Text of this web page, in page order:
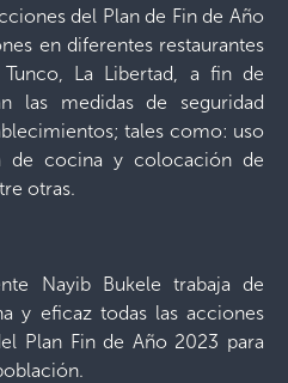
del Plan de Fin de Año
en diferentes restaurantes
La Libertad, a fin de
las medidas de seguridad
tales como: uso
de cocina y colocación de
otras.
Nayib Bukele trabaja de
y eficaz todas las acciones
Plan Fin de Año 2023 para